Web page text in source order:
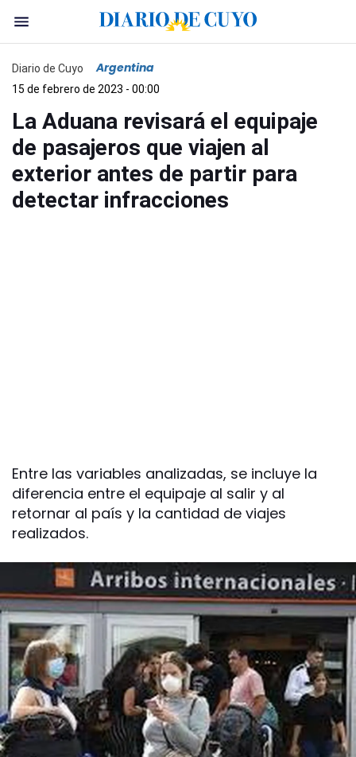
Diario de Cuyo Argentina
15 de febrero de 2023 - 00:00
La Aduana revisará el equipaje
de pasajeros que viajen al
exterior antes de partir para
detectar infracciones
Entre las variables analizadas, se incluye la
diferencia entre el equipaje al salir y al
retornar al país y la cantidad de viajes
realizados.